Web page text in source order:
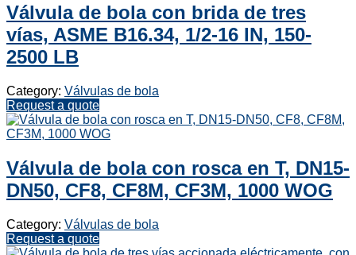
Válvula de bola con brida de tres
vías, ASME B16.34, 1/2-16 IN, 150-
2500 LB
Category: Válvulas de bola
Request a quote
Válvula de bola con rosca en T, DN15-
DN50, CF8, CF8M, CF3M, 1000 WOG
Category: Válvulas de bola
Request a quote